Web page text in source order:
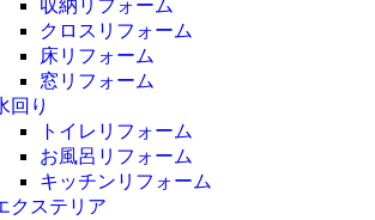
収納リフォーム
クロスリフォーム
床リフォーム
窓リフォーム
回り
トイレリフォーム
お風呂リフォーム
キッチンリフォーム
クステリア